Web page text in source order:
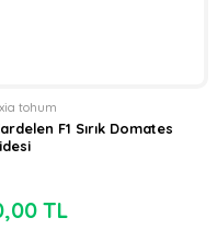
tohum
F1 Sırık Domates
TL